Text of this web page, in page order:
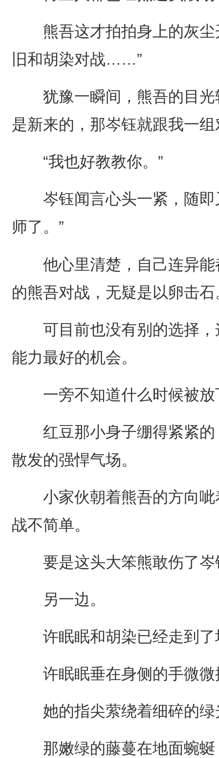
熊吾这才拍拍身上的灰尘
旧和胡染对战……”
犹豫一瞬间，熊吾的目光
是新来的，那岑钰就跟我一
“我也好教教你。”
岑钰闻言心头一紧，随即
师了。”
他心里清楚，自己连异能
的熊吾对战，无疑是以卵击石
可目前也没有别的选择，
能力最好的机会。
一旁不知道什么时候被放
红豆那小身子绷得紧紧的
散发的强悍气场。
小家伙朝着熊吾的方向呲
战不简单。
要是这头大笨熊敢伤了岑
另一边。
许眠眠和胡染已经走到了
许眠眠垂在身侧的手微微
她的指尖萦绕着细碎的绿
那嫩绿的藤蔓在地面蜿蜒